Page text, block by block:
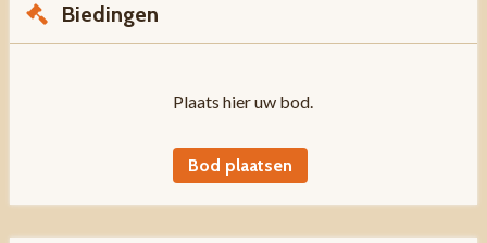
Biedingen
Plaats hier uw bod.
Bod plaatsen